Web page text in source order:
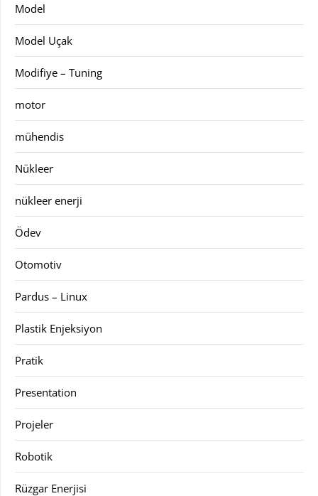
Model
Model Uçak
Modifiye – Tuning
motor
mühendis
Nükleer
nükleer enerji
Ödev
Otomotiv
Pardus – Linux
Plastik Enjeksiyon
Pratik
Presentation
Projeler
Robotik
Rüzgar Enerjisi